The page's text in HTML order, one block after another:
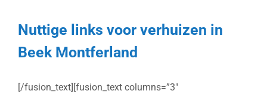
Nuttige links voor verhuizen in
Beek Montferland
[/fusion_text][fusion_text columns=”3″